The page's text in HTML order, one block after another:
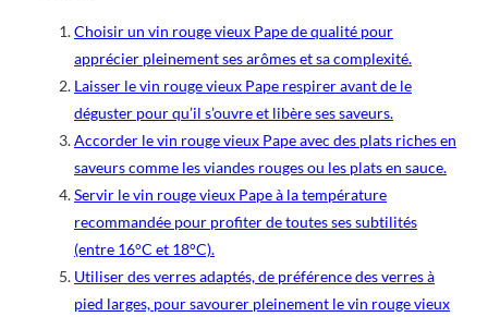
Choisir un vin rouge vieux Pape de qualité pour
apprécier pleinement ses arômes et sa complexité.
Laisser le vin rouge vieux Pape respirer avant de le
déguster pour qu’il s’ouvre et libère ses saveurs.
Accorder le vin rouge vieux Pape avec des plats riches en
saveurs comme les viandes rouges ou les plats en sauce.
Servir le vin rouge vieux Pape à la température
recommandée pour profiter de toutes ses subtilités
(entre 16°C et 18°C).
Utiliser des verres adaptés, de préférence des verres à
pied larges, pour savourer pleinement le vin rouge vieux